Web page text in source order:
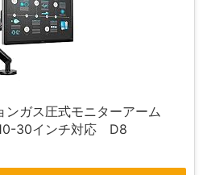
ガス圧式モニターアーム
30インチ対応 D8